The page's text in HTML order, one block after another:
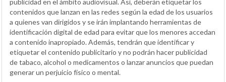
contenidos que lanzan en las redes según la edad de los usuarios
a quienes van dirigidos y se irán implantando herramientas de
identificación digital de edad para evitar que los menores accedan
a contenido inapropiado. Además, tendrán que identificar y
etiquetar el contenido publicitario y no podrán hacer publicidad
de tabaco, alcohol o medicamentos o lanzar anuncios que puedan
generar un perjuicio físico o mental.